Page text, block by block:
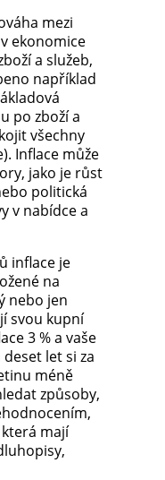
mezi
ekonomice
a služeb,
například
po zboží a
všechny
Inflace může
jako je růst
politická
v nabídce a
inflace je
na
nebo jen
svou kupní
3 % a vaše
let si za
méně
způsoby,
mají